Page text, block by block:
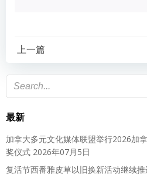
上一篇
最新
加拿大多元文化媒体联盟举行2026加
奖仪式 2026年07月5日
复活节西番雅皮草以旧换新活动继续